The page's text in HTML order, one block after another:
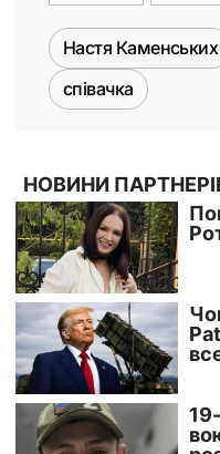
Настя Каменських
співачка